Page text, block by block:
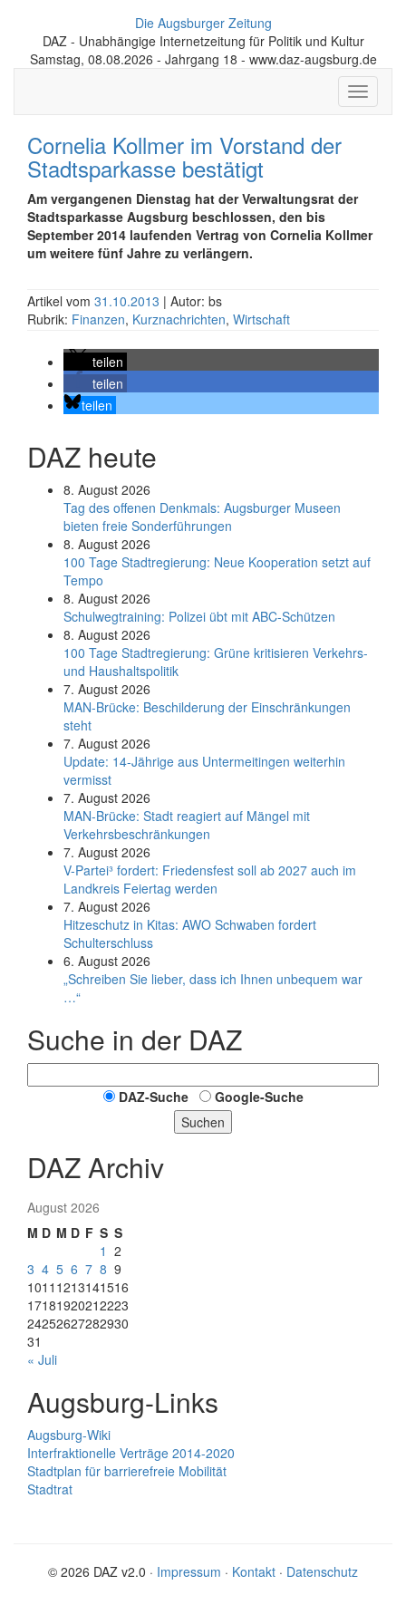
Die Augsburger Zeitung
DAZ - Unabhängige Internetzeitung für Politik und Kultur
Samstag, 08.08.2026 - Jahrgang 18 - www.daz-augsburg.de
Toggle
Cornelia Kollmer im Vorstand der
Stadtsparkasse bestätigt
Am vergangenen Dienstag hat der Verwaltungsrat der
Stadtsparkasse Augsburg beschlossen, den bis
September 2014 laufenden Vertrag von Cornelia Kollmer
um weitere fünf Jahre zu verlängern.
Artikel vom 31.10.2013 | Autor: bs
Rubrik: Finanzen, Kurznachrichten, Wirtschaft
teilen
teilen
teilen
DAZ heute
8. August 2026
Tag des offenen Denkmals: Augsburger Museen
bieten freie Sonderführungen
8. August 2026
100 Tage Stadtregierung: Neue Kooperation setzt auf
Tempo
8. August 2026
Schul­weg­trai­ning: Poli­zei übt mit ABC-Schüt­zen
8. August 2026
100 Tage Stadtregierung: Grüne kritisieren Verkehrs-
und Haushaltspolitik
7. August 2026
MAN-Brücke: Beschilderung der Einschränkungen
steht
7. August 2026
Update: 14-Jährige aus Untermeitingen weiterhin
vermisst
7. August 2026
MAN-Brücke: Stadt reagiert auf Mängel mit
Verkehrsbeschränkungen
7. August 2026
V-Partei­³ fordert: Friedens­fest soll ab 2027 auch im
Land­kreis Feier­tag werden
7. August 2026
Hitzeschutz in Kitas: AWO Schwaben fordert
Schulterschluss
6. August 2026
„Schreiben Sie lieber, dass ich Ihnen unbequem war
…“
Suche in der DAZ
DAZ-Suche
Google-Suche
Suchen
DAZ Archiv
August 2026
M D M D F S S
1 2
3 4 5 6 7 8 9
1011 1213141516
17181920212223
24252627282930
31
« Juli
Augsburg-Links
Augsburg-Wiki
Interfraktionelle Verträge 2014-2020
Stadtplan für barrierefreie Mobilität
Stadtrat
© 2026 DAZ v2.0 · Impressum · Kontakt · Datenschutz